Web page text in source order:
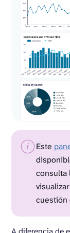
Este
consulta
cuestión